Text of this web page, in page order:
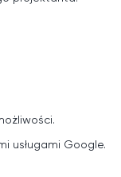
usługami Google.